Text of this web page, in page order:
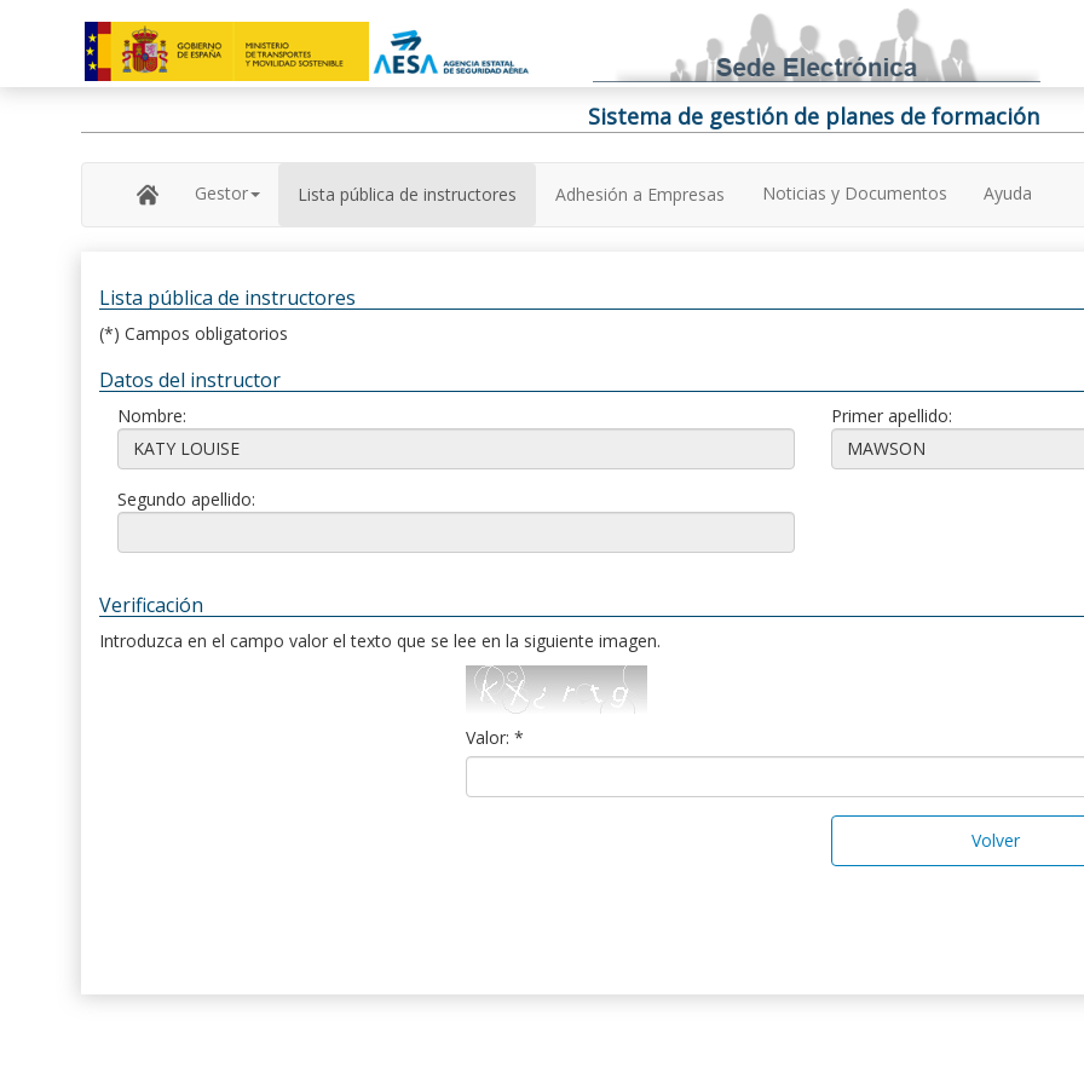
Sistema de gestión de planes de formación
Gestor Lista pública de instructores Adhesión a Empresas Noticias y Documentos Ayuda
Lista pública de instructores
(*) Campos obligatorios
Datos del instructor
Nombre: Primer apellido:
Segundo apellido:
Verificación
Introduzca en el campo valor el texto que se lee en la siguiente imagen.
Valor: *
Volver